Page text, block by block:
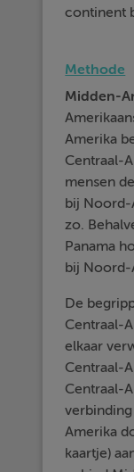
continent
Methode
Midden-
Amerika
Centraal-
mensen
bij Noord-
zo.
Panama
bij Noord-
De
Centraal-
elkaar
Centraal-
Centraal-
Amerika
kaartje)